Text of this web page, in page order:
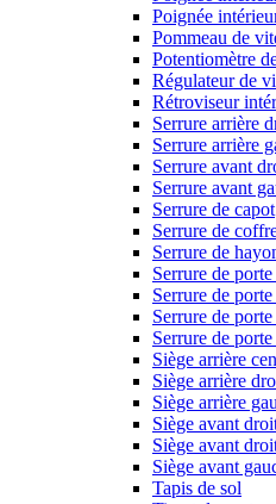
Poignée
Pommeau de
Potentiomètre
Régulateur de
Rétroviseur
Serrure arrière
Serrure arrière
Serrure avant
Serrure avant
Serrure de capot
Serrure de
Serrure de
Serrure de
Serrure de
Serrure de
Serrure de
Siège arrière
Siège arrière
Siège arrière
Siège avant
Siège avant
Siège avant
Tapis de sol